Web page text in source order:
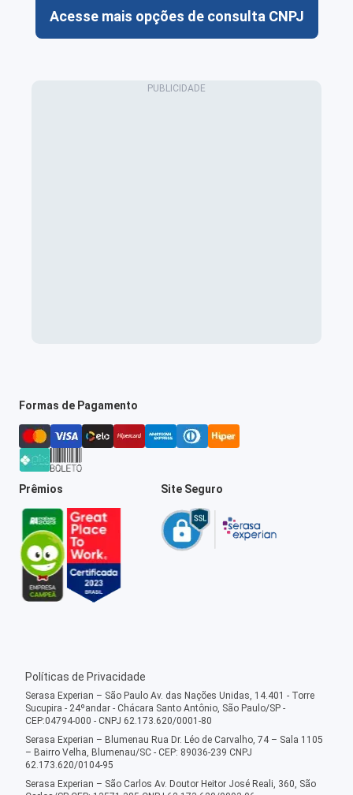
Acesse mais opções de consulta CNPJ
Formas de Pagamento
Prêmios Site Seguro
Políticas de Privacidade
Serasa Experian – São Paulo Av. das Nações Unidas, 14.401 - Torre
Sucupira - 24ºandar - Chácara Santo Antônio, São Paulo/SP -
CEP:04794-000 - CNPJ 62.173.620/0001-80
Serasa Experian – Blumenau Rua Dr. Léo de Carvalho, 74 – Sala 1105
– Bairro Velha, Blumenau/SC - CEP: 89036-239 CNPJ
62.173.620/0104-95
Serasa Experian – São Carlos Av. Doutor Heitor José Reali, 360, São